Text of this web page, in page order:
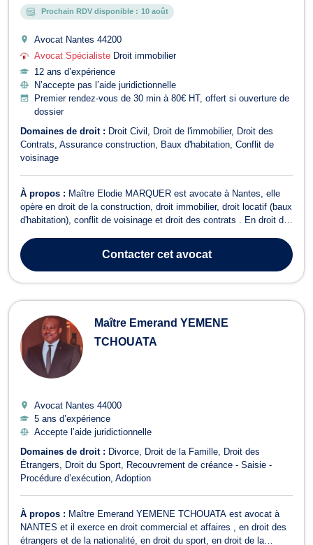
Prochain RDV disponible : 10 août
Avocat Nantes 44200
Avocat Spécialiste Droit immobilier
12 ans d’expérience
N’accepte pas l’aide juridictionnelle
Premier rendez-vous de 30 min à 80€ HT, offert si ouverture de
dossier
Domaines de droit : Droit Civil Droit de l'immobilier
Droit des
Contrats Assurance construction Baux d'habitation Conflit de
voisinage
À propos : Maître Elodie MARQUER est avocate à Nantes, elle
opère en droit de la construction, droit immobilier, droit locatif (baux
d'habitation), conflit de voisinage et droit des contrats . En droit de
constructeur, votre architecte / maître d’œuvre, vos entreprises
(reta...
Contactercet avocat
Maître Emerand YEMENE
TCHOUATA
Avocat Nantes 44000
5 ans d’expérience
Accepte l’aide juridictionnelle
Domaines de droit : Divorce Droit de la Famille
Droit des
Étrangers
Droit du Sport
Recouvrement de créance - Saisie -
Procédure d’exécution Adoption
À propos : Maître Emerand YEMENE TCHOUATA est avocat à
NANTES et il exerce en droit commercial et affaires , en droit des
étrangers et de la nationalité, en droit du sport, en droit de la